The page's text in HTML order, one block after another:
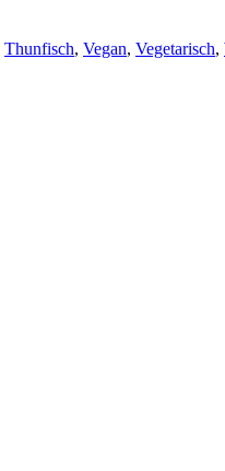
Thunfisch, Vegan, Vegetarisch,